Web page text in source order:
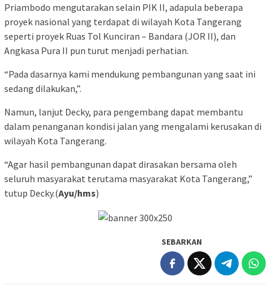
Priambodo mengutarakan selain PIK II, adapula beberapa
proyek nasional yang terdapat di wilayah Kota Tangerang
seperti proyek Ruas Tol Kunciran – Bandara (JOR II), dan
Angkasa Pura II pun turut menjadi perhatian.
“Pada dasarnya kami mendukung pembangunan yang saat ini
sedang dilakukan,”.
Namun, lanjut Decky, para pengembang dapat membantu
dalam penanganan kondisi jalan yang mengalami kerusakan di
wilayah Kota Tangerang.
“Agar hasil pembangunan dapat dirasakan bersama oleh
seluruh masyarakat terutama masyarakat Kota Tangerang,”
tutup Decky.(Ayu/hms)
SEBARKAN